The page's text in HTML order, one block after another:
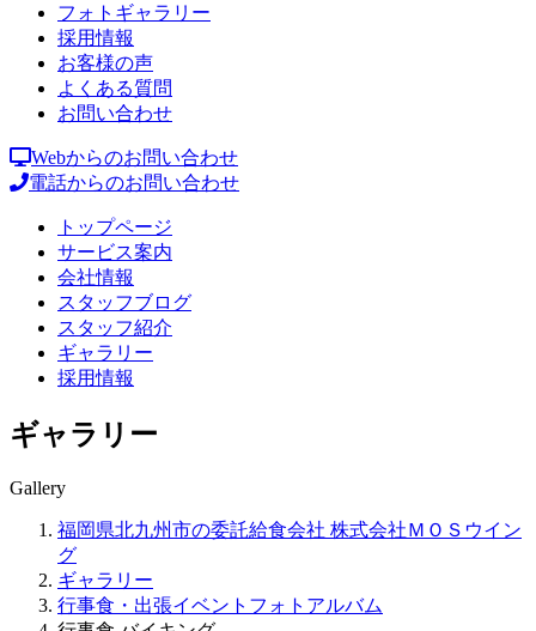
フォトギャラリー
採用情報
お客様の声
よくある質問
お問い合わせ
Webからのお問い合わせ
電話からのお問い合わせ
トップページ
サービス案内
会社情報
スタッフブログ
スタッフ紹介
ギャラリー
採用情報
ギャラリー
Gallery
福岡県北九州市の委託給食会社 株式会社ＭＯＳウイン
グ
ギャラリー
行事食・出張イベントフォトアルバム